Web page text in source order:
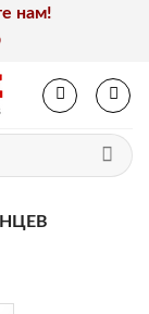
нам!